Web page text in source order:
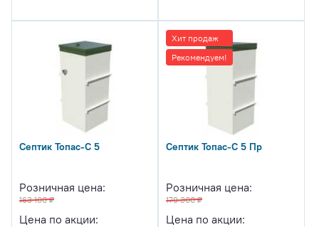
Септик Топас-С 5
Розничная цена:
163 100 ₽
Цена по акции:
Хит продаж
Рекомендуем!
Септик Топас-С 5 Пр
Розничная цена:
179 300 ₽
Цена по акции: